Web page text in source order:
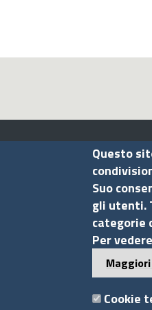
Contatti
Via G.B.
Tel.: +39 06
P.Iva
C.F. 07888290587
Questo
Suo
gli utenti.
categorie
Per
Cookie